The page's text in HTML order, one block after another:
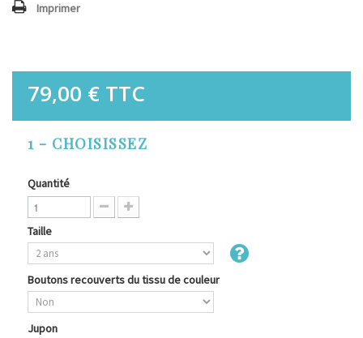
Imprimer
79,00 € TTC
1 - CHOISISSEZ
Quantité
Taille
Boutons recouverts du tissu de couleur
Jupon